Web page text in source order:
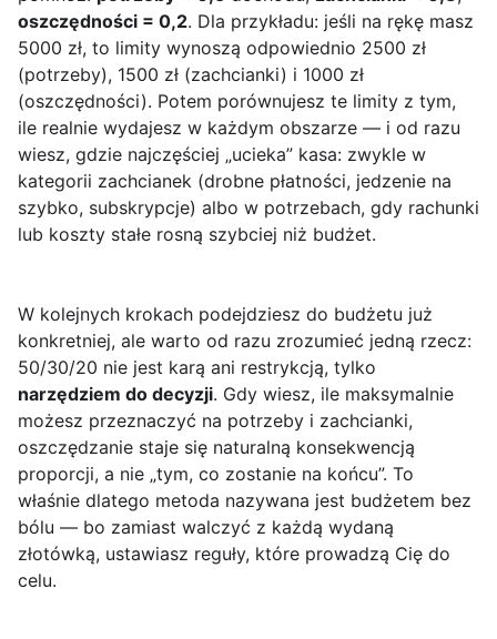
oszczędności = 0,2. Dla przykładu: jeśli na rękę masz
5000 zł, to limity wynoszą odpowiednio 2500 zł
(potrzeby), 1500 zł (zachcianki) i 1000 zł
(oszczędności). Potem porównujesz te limity z tym,
ile realnie wydajesz w każdym obszarze — i od razu
wiesz, gdzie najczęściej „ucieka” kasa: zwykle w
kategorii zachcianek (drobne płatności, jedzenie na
szybko, subskrypcje) albo w potrzebach, gdy rachunki
lub koszty stałe rosną szybciej niż budżet.
W kolejnych krokach podejdziesz do budżetu już
konkretniej, ale warto od razu zrozumieć jedną rzecz:
50/30/20 nie jest karą ani restrykcją, tylko
narzędziem do decyzji. Gdy wiesz, ile maksymalnie
możesz przeznaczyć na potrzeby i zachcianki,
oszczędzanie staje się naturalną konsekwencją
proporcji, a nie „tym, co zostanie na końcu”. To
właśnie dlatego metoda nazywana jest budżetem bez
bólu — bo zamiast walczyć z każdą wydaną
złotówką, ustawiasz reguły, które prowadzą Cię do
celu.